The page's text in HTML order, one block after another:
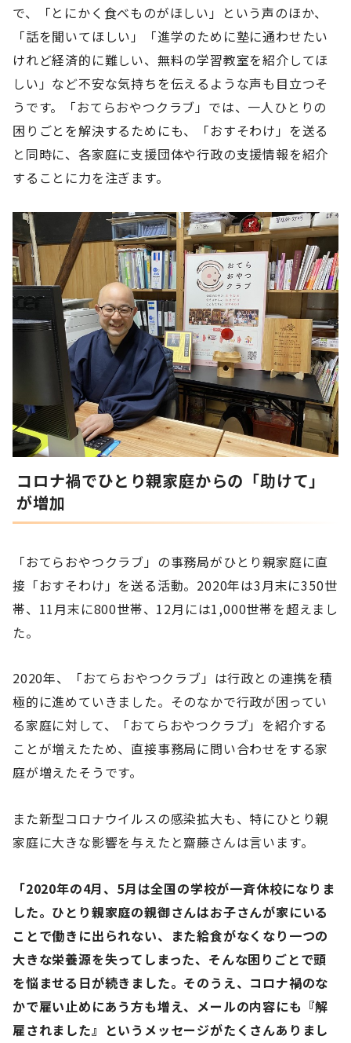
で、「とにかく食べものがほしい」という声のほか、
「話を聞いてほしい」「進学のために塾に通わせたい
けれど経済的に難しい、無料の学習教室を紹介してほ
しい」など不安な気持ちを伝えるような声も目立つそ
うです。「おてらおやつクラブ」では、一人ひとりの
困りごとを解決するためにも、「おすそわけ」を送る
と同時に、各家庭に支援団体や行政の支援情報を紹介
することに力を注ぎます。
コロナ禍でひとり親家庭からの「助けて」
が増加
「おてらおやつクラブ」の事務局がひとり親家庭に直
接「おすそわけ」を送る活動。2020年は3月末に350世
帯、11月末に800世帯、12月には1,000世帯を超えまし
た。
2020年、「おてらおやつクラブ」は行政との連携を積
極的に進めていきました。そのなかで行政が困ってい
る家庭に対して、「おてらおやつクラブ」を紹介する
ことが増えたため、直接事務局に問い合わせをする家
庭が増えたそうです。
また新型コロナウイルスの感染拡大も、特にひとり親
家庭に大きな影響を与えたと齋藤さんは言います。
「2020年の4月、 5月は全国の学校が一斉休校になりま
した。ひとり親家庭の親御さんはお子さんが家にいる
ことで働きに出られない、また給食がなくなり一つの
大きな栄養源を失ってしまった、そんな困りごとで頭
を悩ませる日が続きました。そのうえ、コロナ禍のな
かで雇い止めにあう方も増え、メールの内容にも『解
雇されました』というメッセージがたくさんありまし